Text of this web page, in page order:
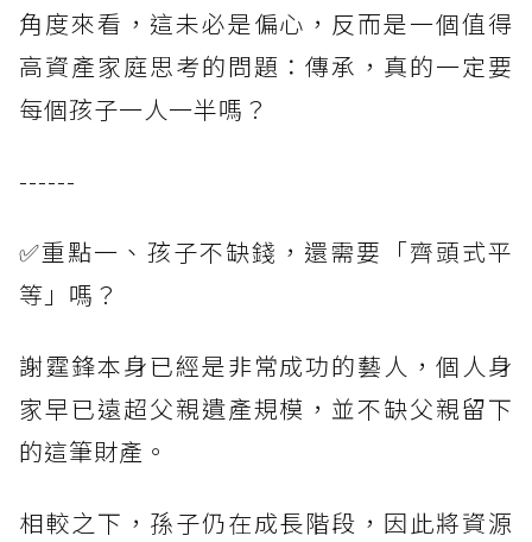
角度來看，這未必是偏心，反而是一個值得
高資產家庭思考的問題：傳承，真的一定要
每個孩子一人一半嗎？
------
✅重點一、孩子不缺錢，還需要「齊頭式平
等」嗎？
謝霆鋒本身已經是非常成功的藝人，個人身
家早已遠超父親遺產規模，並不缺父親留下
的這筆財產。
相較之下，孫子仍在成長階段，因此將資源